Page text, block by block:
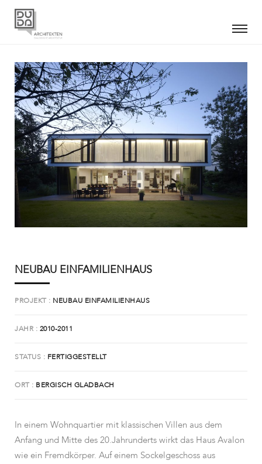
NEUBAU EINFAMILIENHAUS
PROJEKT NEUBAU EINFAMILIENHAUS
JAHR 2010-2011
STATUS FERTIGGESTELLT
ORT BERGISCH GLADBACH
In einem Wohnquartier mit klassischen Villen aus dem
Anfang und Mitte des 20.Jahrunderts wirkt das Haus Avalon
wie ein Fremdkörper. Auf einem Sockelgeschoss aus